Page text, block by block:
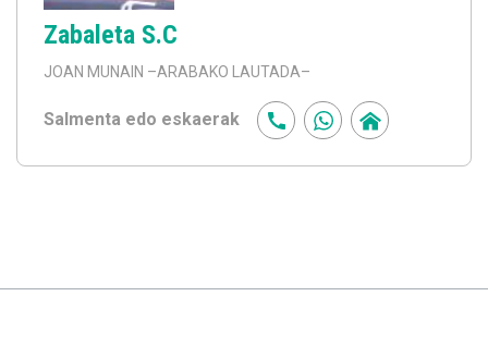
Zabaleta S.C
JOAN MUNAIN –ARABAKO LAUTADA–
Salmenta edo eskaerak